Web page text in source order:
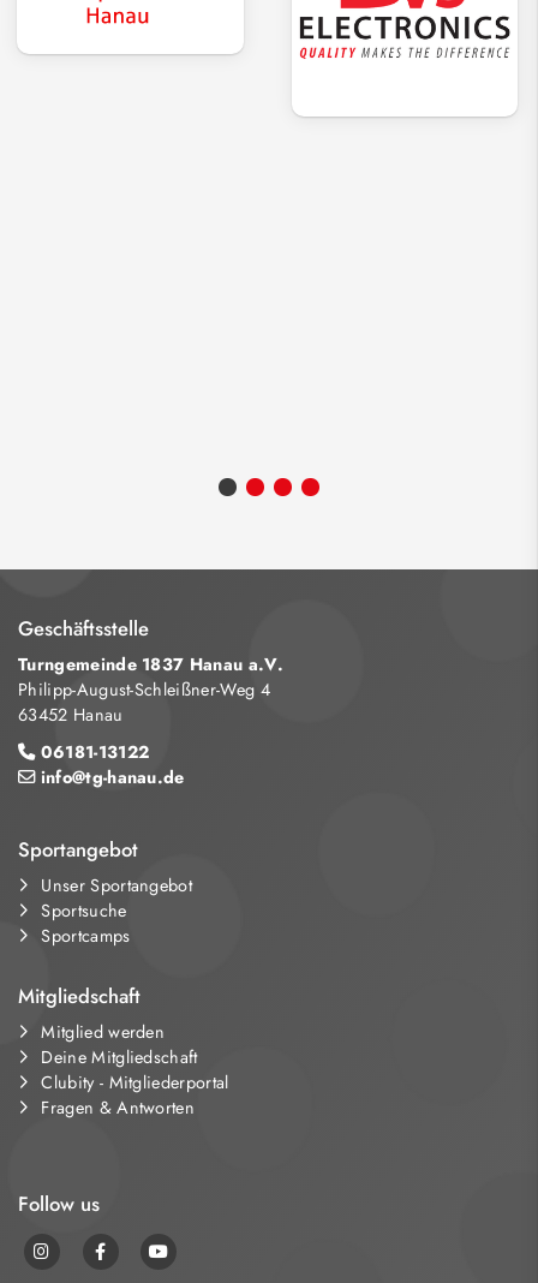
Geschäftsstelle
Turngemeinde 1837 Hanau a.V.
Philipp-August-Schleißner-Weg 4
63452 Hanau
06181-13122
info@tg-hanau.de
Sportangebot
Unser Sportangebot
Sportsuche
Sportcamps
Mitgliedschaft
Mitglied werden
Deine Mitgliedschaft
Clubity - Mitgliederportal
Fragen & Antworten
Follow us